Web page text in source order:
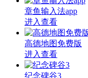
章鱼输入法app
进入查看
高德地图免费版
进入查看
纪念碑谷3